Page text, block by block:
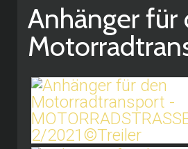
Anhänger für